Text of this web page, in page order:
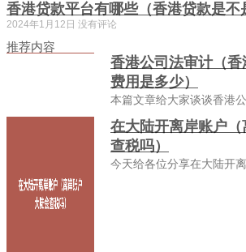
香港贷款平台有哪些（香港贷款是不
2024年1月12日 没有评论
推荐内容
香港公司法审计（
费用是多少）
本篇文章给大家谈谈香港
在大陆开离岸账户
查税吗）
今天给各位分享在大陆开